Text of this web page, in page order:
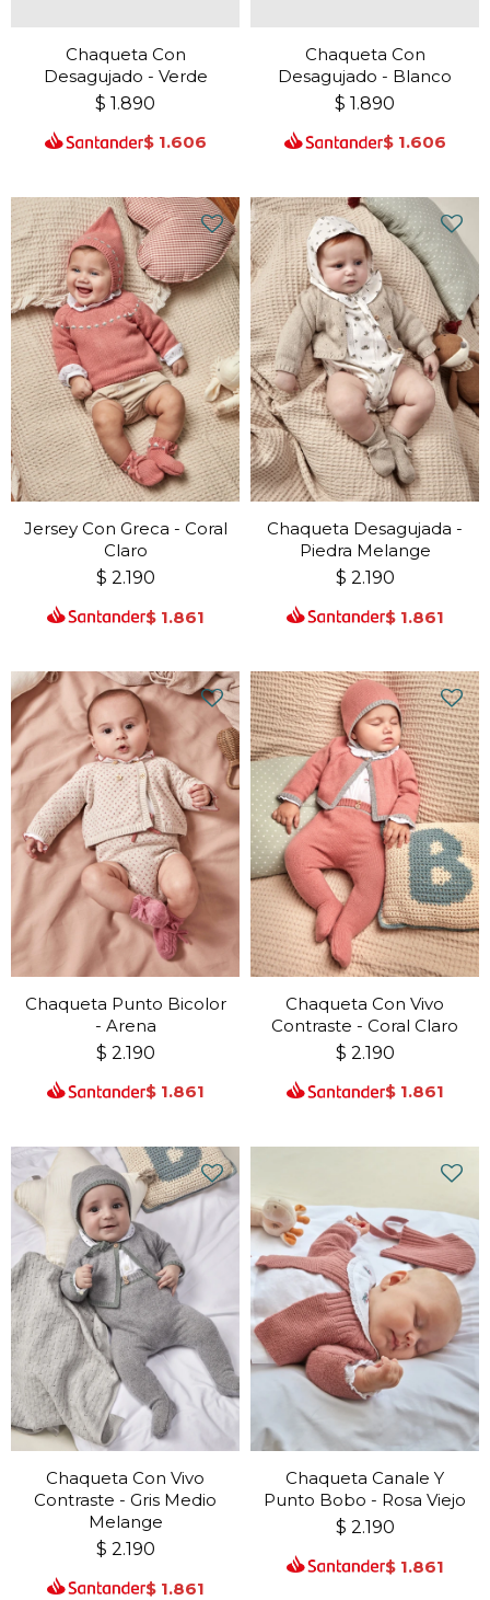
Chaqueta Con
Desagujado - Verde
$ 1.890
$ 1.606
Chaqueta Con
Desagujado - Blanco
$ 1.890
$ 1.606
Jersey Con Greca - Coral
Claro
$ 2.190
$ 1.861
Chaqueta Desagujada -
Piedra Melange
$ 2.190
$ 1.861
Chaqueta Punto Bicolor
- Arena
$ 2.190
$ 1.861
Chaqueta Con Vivo
Contraste - Coral Claro
$ 2.190
$ 1.861
Chaqueta Con Vivo
Contraste - Gris Medio
Melange
$ 2.190
$ 1.861
Chaqueta Canale Y
Punto Bobo - Rosa Viejo
$ 2.190
$ 1.861